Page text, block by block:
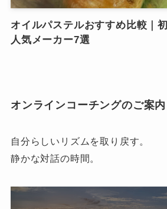
オイルパステルおすすめ比較｜
人気メーカー7選
オンラインコーチングのご案内
自分らしいリズムを取り戻す。
静かな対話の時間。